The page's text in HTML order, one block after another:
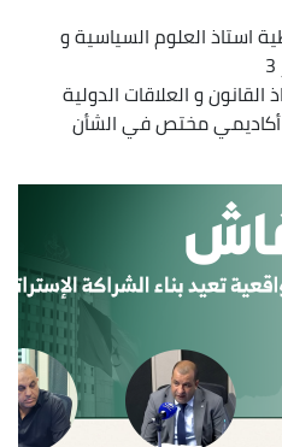
استاذ العلوم السياسية و
و العلاقات الدولية
أكاديمي مختص في الشأن